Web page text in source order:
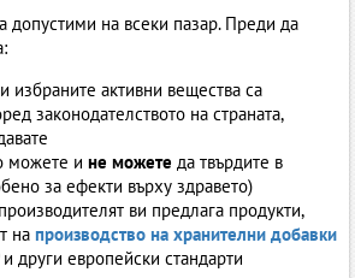
допустими на всеки пазар. Преди да
избраните активни вещества са
законодателството на страната,
можете и не можете да твърдите в
за ефекти върху здравето)
ви предлага продукти,
на производство на хранителни добавки
и други европейски стандарти